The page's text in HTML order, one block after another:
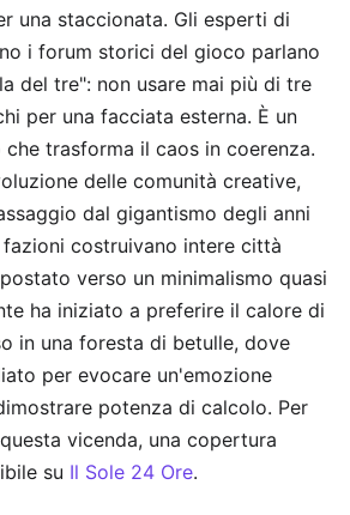
una staccionata. Gli esperti di
i forum storici del gioco parlano
del tre": non usare mai più di tre
per una facciata esterna. È un
trasforma il caos in coerenza.
delle comunità creative,
dal gigantismo degli anni
costruivano intere città
verso un minimalismo quasi
ha iniziato a preferire il calore di
in una foresta di betulle, dove
per evocare un'emozione
potenza di calcolo. Per
vicenda, una copertura
su Il Sole 24 Ore.